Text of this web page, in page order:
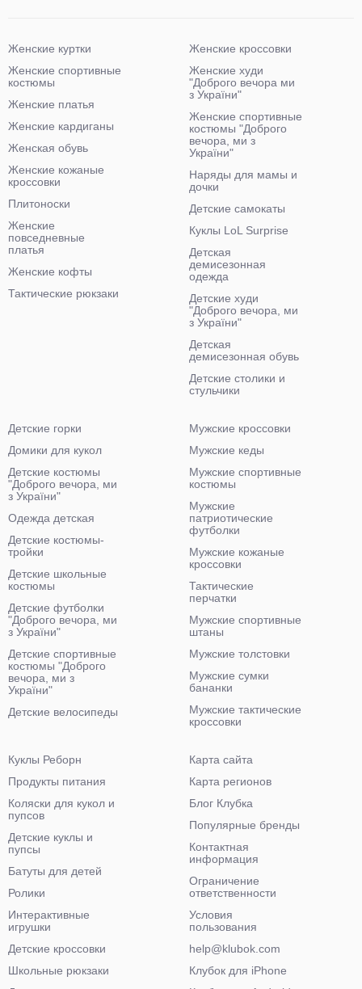
Женские куртки
Женские спортивные
костюмы
Женские платья
Женские кардиганы
Женская обувь
Женские кожаные
кроссовки
Плитоноски
Женские
повседневные
платья
Женские кофты
Тактические рюкзаки
Женские кроссовки
Женские худи
"Доброго вечора ми
з України"
Женские спортивные
костюмы "Доброго
вечора, ми з
України"
Наряды для мамы и
дочки
Детские самокаты
Куклы LoL Surprise
Детская
демисезонная
одежда
Детские худи
"Доброго вечора, ми
з України"
Детская
демисезонная обувь
Детские столики и
стульчики
Детские горки
Домики для кукол
Детские костюмы
"Доброго вечора, ми
з України"
Одежда детская
Детские костюмы-
тройки
Детские школьные
костюмы
Детские футболки
"Доброго вечора, ми
з України"
Детские спортивные
костюмы "Доброго
вечора, ми з
України"
Детские велосипеды
Мужские кроссовки
Мужские кеды
Мужские спортивные
костюмы
Мужские
патриотические
футболки
Мужские кожаные
кроссовки
Тактические
перчатки
Мужские спортивные
штаны
Мужские толстовки
Мужские сумки
бананки
Мужские тактические
кроссовки
Куклы Реборн
Продукты питания
Коляски для кукол и
пупсов
Детские куклы и
пупсы
Батуты для детей
Ролики
Интерактивные
игрушки
Детские кроссовки
Школьные рюкзаки
Карта сайта
Карта регионов
Блог Клубка
Популярные бренды
Контактная
информация
Ограничение
ответственности
Условия
пользования
help@klubok.com
Клубок для iPhone